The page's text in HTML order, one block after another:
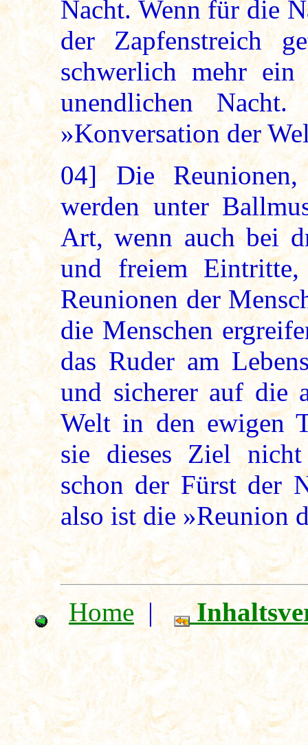
Nacht. Wenn für die
der Zapfenstreich
schwerlich mehr ein
unendlichen
»Konversation der
04]Die Reunionen,
werden unter
Art, wenn auch bei
und freiem
Reunionen der
die Menschen
das Ruder am
und sicherer auf die
Welt in den ewigen
sie dieses Ziel
schon der Fürst der
also ist die »Reunion
Home|